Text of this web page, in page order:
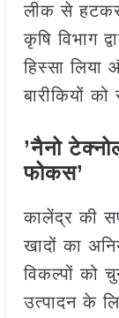
लीक से
कृषि विभाग
हिस्सा
बारीकियों
’नैनो
फोकस’
कालेंद्र की
खादों का
विकल्पों को
उत्पादन के